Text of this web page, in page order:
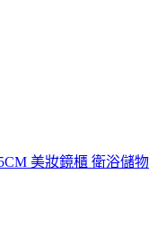
美妝鏡櫃 衛浴儲物